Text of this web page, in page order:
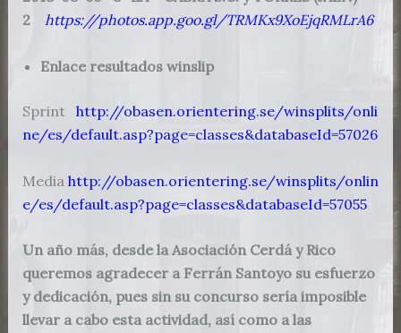
2
https://photos.app.goo.gl/TRMKx9XoEjqRMLrA6
Enlace resultados winslip
Sprint http://obasen.orientering.se/winsplits/onli
ne/es/default.asp?page=classes&databaseId=57026
Media http://obasen.orientering.se/winsplits/onlin
e/es/default.asp?page=classes&databaseId=57055
Un año más, desde la Asociación Cerdá y Rico
queremos agradecer a Ferrán Santoyo su esfuerzo
y dedicación, pues sin su concurso sería imposible
llevar a cabo esta actividad, así como a las